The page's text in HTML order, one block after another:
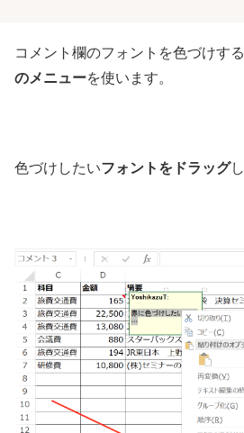
コメント欄のフォントを色づけする
のメニューを使います。
色づけしたいフォントをドラッグ